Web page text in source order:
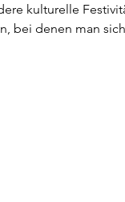
kulturelle
bei denen man